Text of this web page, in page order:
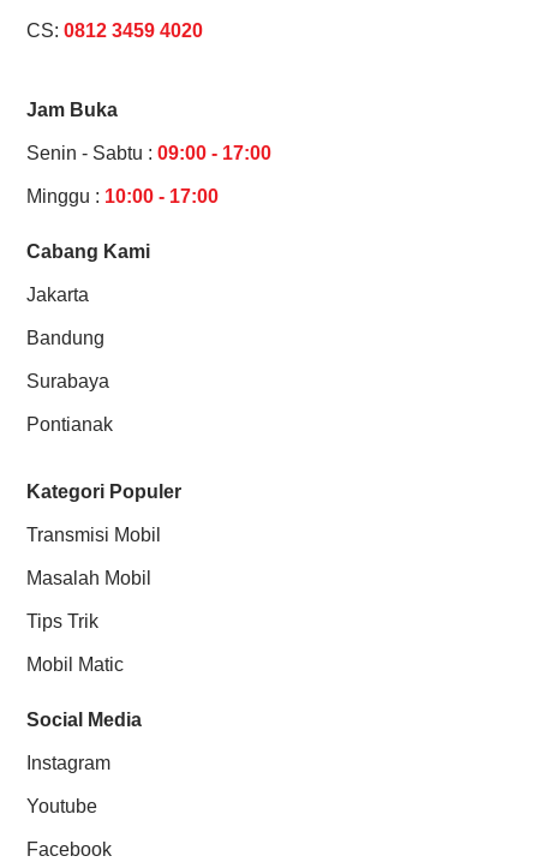
CS:0812 3459 4020
Jam Buka
Senin - Sabtu :09:00 - 17:00
Minggu : 10:00 - 17:00
Cabang Kami
Jakarta
Bandung
Surabaya
Pontianak
Kategori Populer
Transmisi Mobil
Masalah Mobil
Tips Trik
Mobil Matic
Social Media
Instagram
Youtube
Facebook